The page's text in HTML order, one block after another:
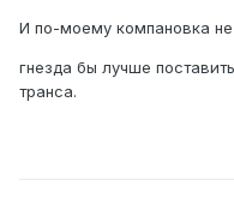
И по-моему компановка не
гнезда бы лучше
транса.